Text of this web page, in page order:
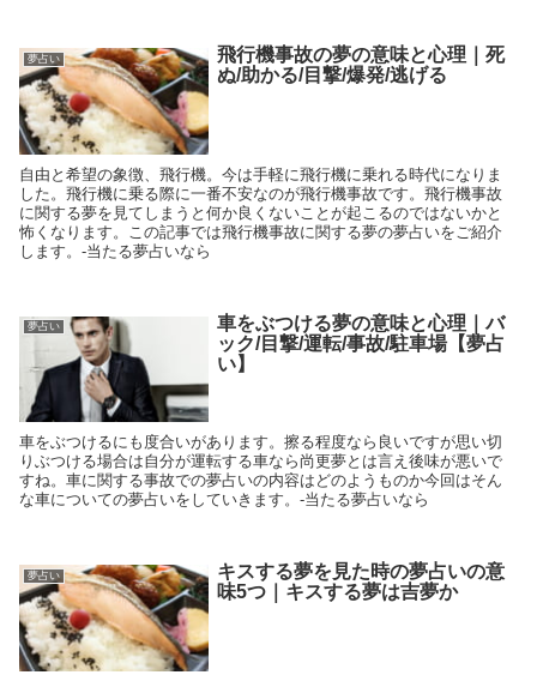
夢占い
飛行機事故の夢の意味と心理｜死
ぬ/助かる/目撃/爆発/逃げる
自由と希望の象徴、飛行機。今は手軽に飛行機に乗れる時代になりま
した。飛行機に乗る際に一番不安なのが飛行機事故です。飛行機事故
に関する夢を見てしまうと何か良くないことが起こるのではないかと
怖くなります。この記事では飛行機事故に関する夢の夢占いをご紹介
します。-当たる夢占いなら
夢占い
車をぶつける夢の意味と心理｜バ
ック/目撃/運転/事故/駐車場【夢占
い】
車をぶつけるにも度合いがあります。擦る程度なら良いですが思い切
りぶつける場合は自分が運転する車なら尚更夢とは言え後味が悪いで
すね。車に関する事故での夢占いの内容はどのようものか今回はそん
な車についての夢占いをしていきます。-当たる夢占いなら
夢占い
キスする夢を見た時の夢占いの意
味5つ｜キスする夢は吉夢か